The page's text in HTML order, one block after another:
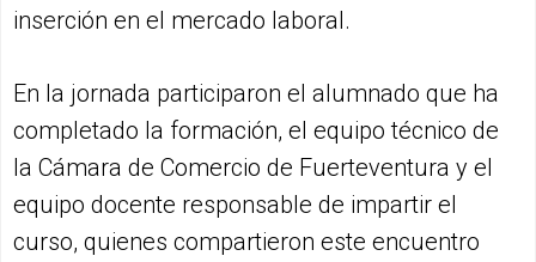
inserción en el mercado laboral.
En la jornada participaron el alumnado que ha
completado la formación, el equipo técnico de
la Cámara de Comercio de Fuerteventura y el
equipo docente responsable de impartir el
curso, quienes compartieron este encuentro